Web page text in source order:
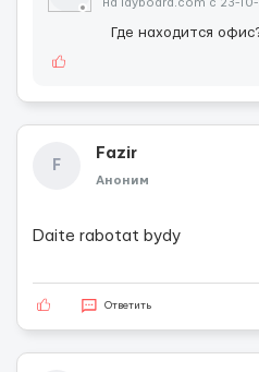
на layboard.com c 23-
Где находится
F
Fazir
Аноним
Daite rabotat bydy
Ответить